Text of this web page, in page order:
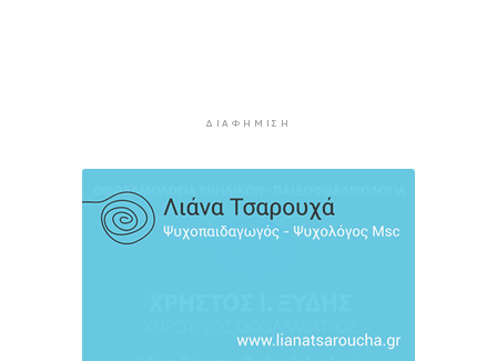
Αυξήθηκαν οι Έλληνες που αποφάσισαν να
διακόψουν το κάπνισμα
7 ώρες 24 λεπτά πρίν
ΔΙΑΦΉΜΙΣΗ